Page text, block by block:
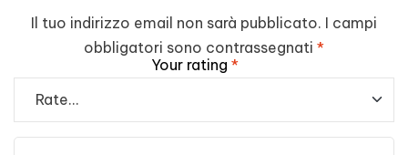
Il tuo indirizzo email non sarà pubblicato. I campi
obbligatori sono contrassegnati *
Your rating *